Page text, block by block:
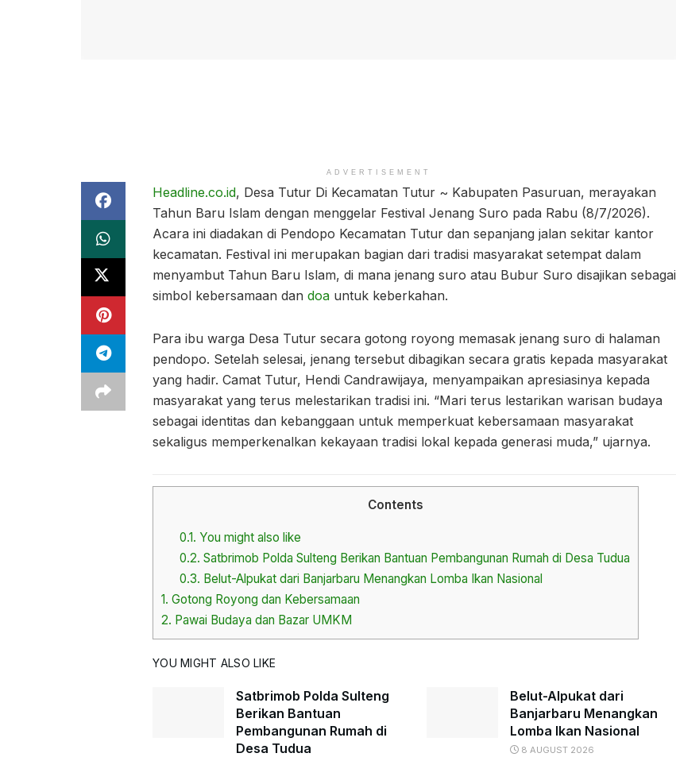
ADVERTISEMENT
Headline.co.id, Desa Tutur Di Kecamatan Tutur ~ Kabupaten Pasuruan, merayakan
Tahun Baru Islam dengan menggelar Festival Jenang Suro pada Rabu (8/7/2026).
Acara ini diadakan di Pendopo Kecamatan Tutur dan sepanjang jalan sekitar kantor
kecamatan. Festival ini merupakan bagian dari tradisi masyarakat setempat dalam
menyambut Tahun Baru Islam, di mana jenang suro atau Bubur Suro disajikan sebagai
simbol kebersamaan dan doa untuk keberkahan.
Para ibu warga Desa Tutur secara gotong royong memasak jenang suro di halaman
pendopo. Setelah selesai, jenang tersebut dibagikan secara gratis kepada masyarakat
yang hadir. Camat Tutur, Hendi Candrawijaya, menyampaikan apresiasinya kepada
masyarakat yang terus melestarikan tradisi ini. “Mari terus lestarikan warisan budaya
sebagai identitas dan kebanggaan untuk memperkuat kebersamaan masyarakat
sekaligus memperkenalkan kekayaan tradisi lokal kepada generasi muda,” ujarnya.
Contents
0.1. You might also like
0.2. Satbrimob Polda Sulteng Berikan Bantuan Pembangunan Rumah di Desa Tudua
0.3. Belut-Alpukat dari Banjarbaru Menangkan Lomba Ikan Nasional
1. Gotong Royong dan Kebersamaan
2. Pawai Budaya dan Bazar UMKM
YOU MIGHT ALSO LIKE
Satbrimob Polda Sulteng
Berikan Bantuan
Pembangunan Rumah di
Desa Tudua
Belut-Alpukat dari
Banjarbaru Menangkan
Lomba Ikan Nasional
8 AUGUST 2026